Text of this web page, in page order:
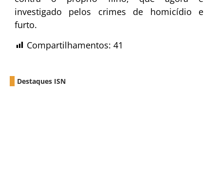
investigado pelos crimes de homicídio e
furto.
Compartilhamentos: 41
Destaques ISN